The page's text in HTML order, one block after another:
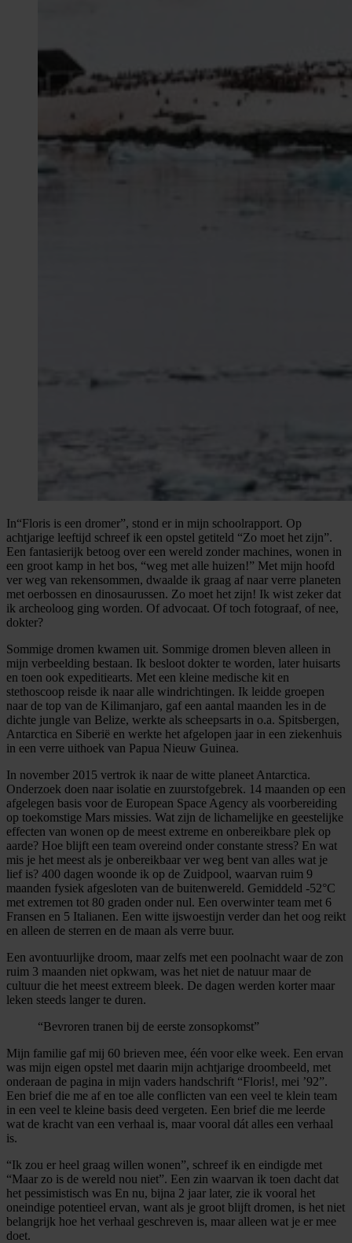
In“Floris is een dromer”, stond er in mijn schoolrapport. Op
achtjarige leeftijd schreef ik een opstel getiteld “Zo moet het zijn”.
Een fantasierijk betoog over een wereld zonder machines, wonen in
een groot kamp in het bos, “weg met alle huizen!” Met mijn hoofd
ver weg van rekensommen, dwaalde ik graag af naar verre planeten
met oerbossen en dinosaurussen. Zo moet het zijn! Ik wist zeker dat
ik archeoloog ging worden. Of advocaat. Of toch fotograaf, of nee,
dokter?
Sommige dromen kwamen uit. Sommige dromen bleven alleen in
mijn verbeelding bestaan. Ik besloot dokter te worden, later huisarts
en toen ook expeditiearts. Met een kleine medische kit en
stethoscoop reisde ik naar alle windrichtingen. Ik leidde groepen
naar de top van de Kilimanjaro, gaf een aantal maanden les in de
dichte jungle van Belize, werkte als scheepsarts in o.a. Spitsbergen,
Antarctica en Siberië en werkte het afgelopen jaar in een ziekenhuis
in een verre uithoek van Papua Nieuw Guinea.
In november 2015 vertrok ik naar de witte planeet Antarctica.
Onderzoek doen naar isolatie en zuurstofgebrek. 14 maanden op een
afgelegen basis voor de European Space Agency als voorbereiding
op toekomstige Mars missies. Wat zijn de lichamelijke en geestelijke
effecten van wonen op de meest extreme en onbereikbare plek op
aarde? Hoe blijft een team overeind onder constante stress? En wat
mis je het meest als je onbereikbaar ver weg bent van alles wat je
lief is? 400 dagen woonde ik op de Zuidpool, waarvan ruim 9
maanden fysiek afgesloten van de buitenwereld. Gemiddeld -52°C
met extremen tot 80 graden onder nul. Een overwinter team met 6
Fransen en 5 Italianen. Een witte ijswoestijn verder dan het oog reikt
en alleen de sterren en de maan als verre buur.
Een avontuurlijke droom, maar zelfs met een poolnacht waar de zon
ruim 3 maanden niet opkwam, was het niet de natuur maar de
cultuur die het meest extreem bleek. De dagen werden korter maar
leken steeds langer te duren.
“Bevroren tranen bij de eerste zonsopkomst”
Mijn familie gaf mij 60 brieven mee, één voor elke week. Een ervan
was mijn eigen opstel met daarin mijn achtjarige droombeeld, met
onderaan de pagina in mijn vaders handschrift “Floris!, mei ’92”.
Een brief die me af en toe alle conflicten van een veel te klein team
in een veel te kleine basis deed vergeten. Een brief die me leerde
wat de kracht van een verhaal is, maar vooral dát alles een verhaal
is.
“Ik zou er heel graag willen wonen”, schreef ik en eindigde met
“Maar zo is de wereld nou niet”. Een zin waarvan ik toen dacht dat
het pessimistisch was En nu, bijna 2 jaar later, zie ik vooral het
oneindige potentieel ervan, want als je groot blijft dromen, is het niet
belangrijk hoe het verhaal geschreven is, maar alleen wat je er mee
doet.